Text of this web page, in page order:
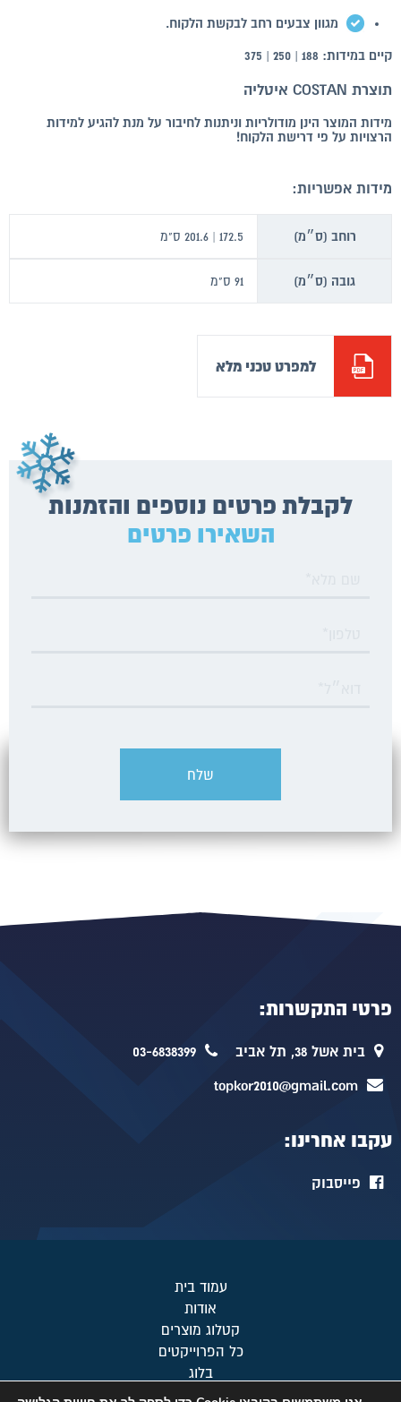
מגוון צבעים רחב לבקשת הלקוח.
קיים במידות: 188 | 250 | 375
תוצרת COSTAN איטליה
מידות המוצר הינן מודולריות וניתנות לחיבור על מנת להגיע למידות
הרצויות על פי דרישת הלקוח!
מידות אפשריות:
רוחב (ס״מ) 172.5 | 201.6 ס"מ
גובה (ס״מ) 91 ס"מ
למפרט טכני מלא
לקבלת פרטים נוספים והזמנות
השאירו פרטים
פרטי התקשרות:
בית אשל 38, תל אביב 03-6838399
topkor2010@gmail.com
עקבו אחרינו:
פייסבוק
עמוד בית
אודות
קטלוג מוצרים
כל הפרוייקטים
בלוג
מפת אתר